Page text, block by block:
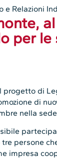
e Relazioni
per
di
di
nella
persone
impresa